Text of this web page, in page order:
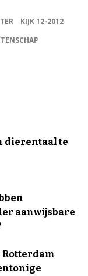
KIJK 12-2012
dierentaal te
aanwijsbare
Rotterdam